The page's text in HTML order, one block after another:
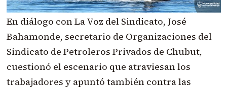
En diálogo con La Voz del Sindicato, José
Bahamonde, secretario de Organizaciones del
Sindicato de Petroleros Privados de Chubut,
cuestionó el escenario que atraviesan los
trabajadores y apuntó también contra las